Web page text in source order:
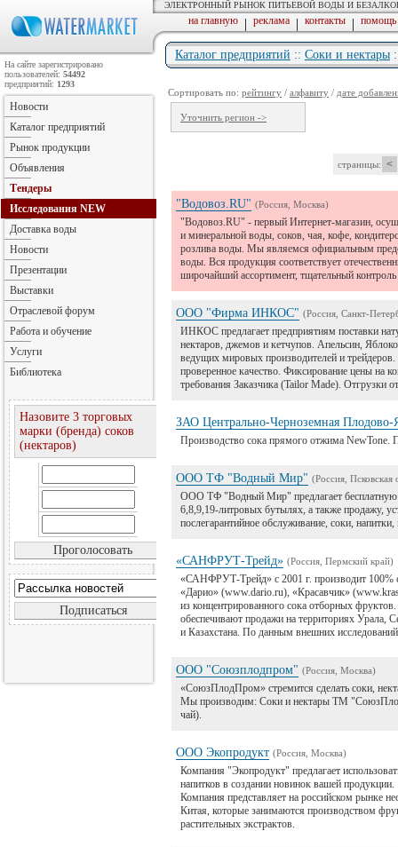
ЭЛЕКТРОННЫЙ РЫНОК ПИТЬЕВОЙ ВОДЫ И
на главную | реклама | контакты | помощь
Каталог предприятий :: Соки и нектары
Сортировать по: рейтингу / алфавиту / дате
Уточнить регион ->
страницы: <
"Водовоз.RU" (Россия, Москва)
"Водовоз.RU" - первый Интернет-магазин,
и минеральной воды, соков, чая, кофе,
розлива воды. Мы являемся официальным
воды. Вся продукция соответствует
широчайший ассортимент, тщательный
ООО "Фирма ИНКОС" (Россия, Санкт-
ИНКОС предлагает предприятиям поставки
нектаров, джемов и кетчупов. Апельсин,
ведущих мировых производителей и
проверенное качество. Фиксирование цены на
требования Заказчика (Tailor Made). Отгрузки
ЗАО Центрально-Черноземная Плодово-
Производство сока прямого отжима
ООО ТФ "Водный Мир" (Россия, Псковская
ООО ТФ "Водный Мир" предлагает бесплатную
6,8,9,19-литровых бутылях, а также продажу,
послегарантийное обслуживание, соки,
«САНФРУТ-Трейд» (Россия, Пермский край)
«САНФРУТ-Трейд» с 2001 г. производит 100%
«Дарио» (www.dario.ru), «Красавчик»
из концентрированного сока отборных
обеспечивают продажи на территориях Урала,
и Казахстана. По данным внешних
ООО "Союзплодпром" (Россия, Москва)
«СоюзПлодПром» стремится сделать соки,
Мы производим: Соки и нектары ТМ
чай).
ООО Экопродукт (Россия, Москва)
Компания "Экопродукт" предлагает
напитков в создании новинок вашей продукции.
Компания представляет на российском рынке
Китая, которые занимаются производством
растительных экстрактов.
На сайте зарегистрировано
пользователей: 54492
предприятий: 1293
Новости
Каталог предприятий
Рынок продукции
Объявления
Тендеры
Исследования NEW
Доставка воды
Новости
Презентации
Выставки
Отраслевой форум
Работа и обучение
Услуги
Библиотека
Назовите 3 торговых
марки (бренда) соков
(нектаров)